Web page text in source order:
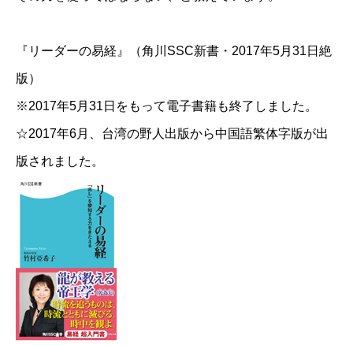
『リーダーの易経』（角川SSC新書・2017年5月31日絶
版）
※2017年5月31日をもって電子書籍も終了しました。
☆2017年6月、台湾の野人出版から中国語繁体字版が出
版されました。